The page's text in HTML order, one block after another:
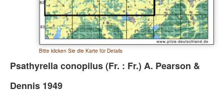
Bitte klicken Sie die Karte für Details
Psathyrella conopilus (Fr. : Fr.) A. Pearson &
Dennis 1949